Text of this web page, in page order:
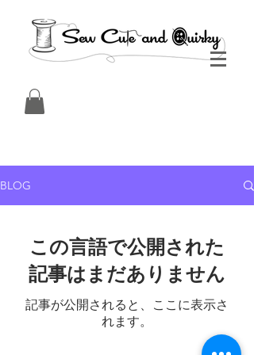
BLOG
この言語で公開された
記事はまだありません
記事が公開されると、ここに表示さ
れます。